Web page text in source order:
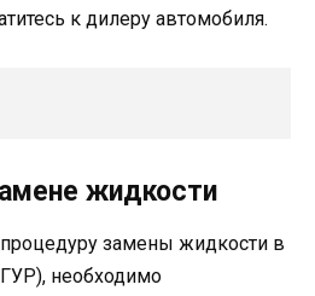
к дилеру автомобиля.
жидкости
замены жидкости в
необходимо